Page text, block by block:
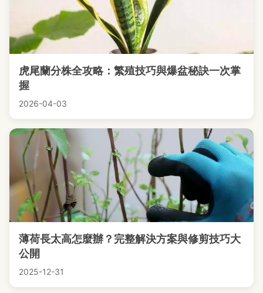
虎尾蘭分株全攻略：繁殖技巧與爆盆秘訣一次掌
握
2026-04-03
薄荷長太高怎麼辦？完整解決方案與修剪技巧大
公開
2025-12-31